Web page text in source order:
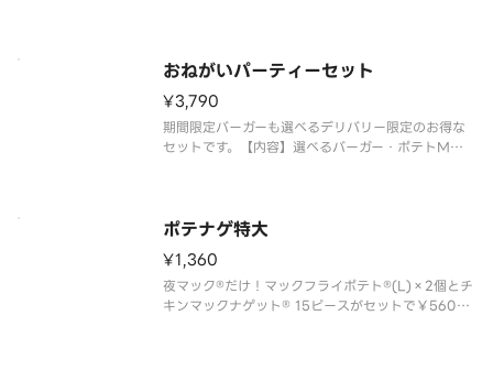
おねがいパーティーセット
¥3,790
期間限定バーガーも選べるデリバリー限定のお得な
セットです。【内容】選べるバーガー・ポテトM・
ポテナゲ特大
¥1,360
夜マック®だけ！マックフライポテト®(L)×2個とチ
キンマックナゲット® 15ピースがセットで￥560以